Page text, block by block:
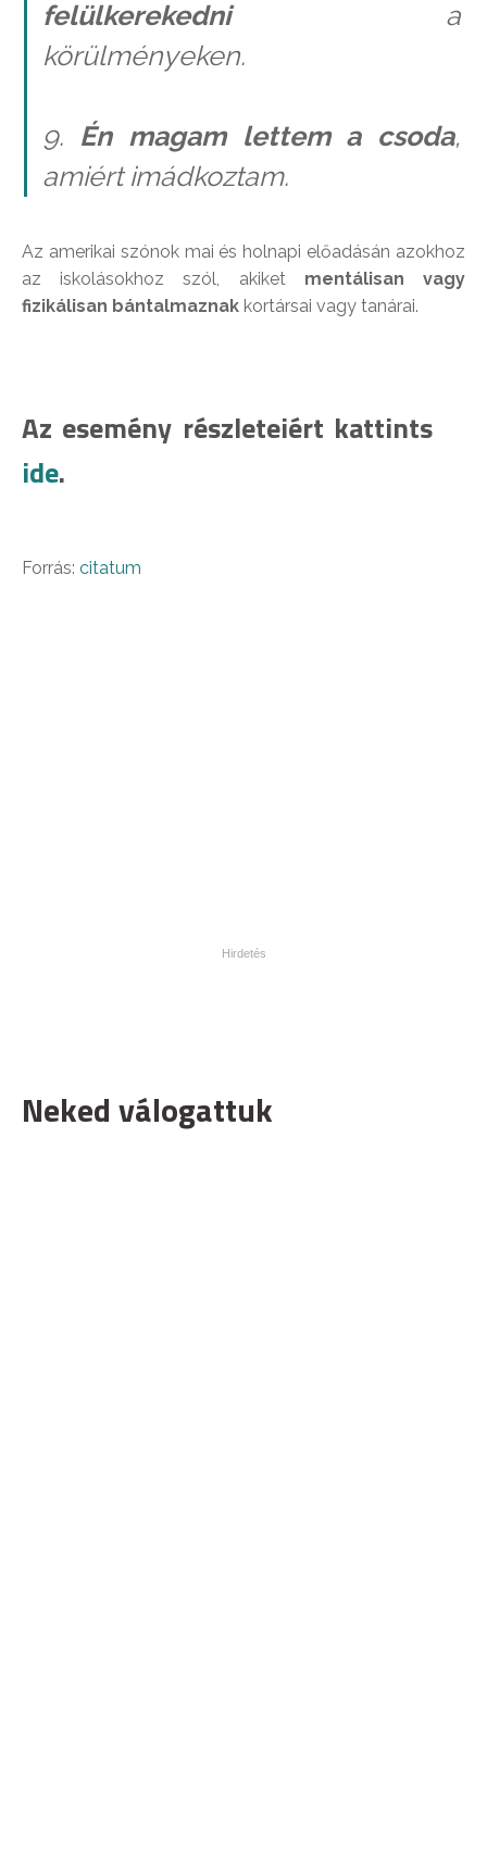
felülkerekednia
körülményeken.
9. Én magam lettem a csoda,
amiért imádkoztam.
Az amerikai szónok mai és holnapi előadásán azokhoz
az iskolásokhoz szól, akiket mentálisan vagy
fizikálisan bántalmaznak kortársai vagy tanárai.
Az esemény részleteiért kattints
ide.
Forrás: citatum
Neked válogattuk